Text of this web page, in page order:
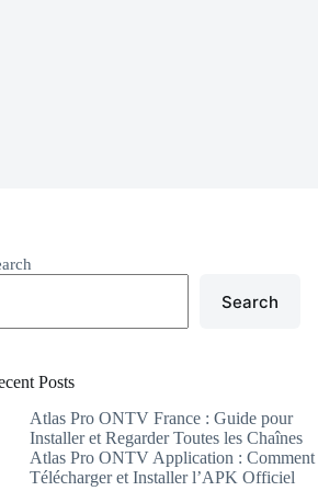
Search
Posts
Atlas Pro ONTV France : Guide pour
Installer et Regarder Toutes les Chaînes
Atlas Pro ONTV Application : Comment
Télécharger et Installer l’APK Officiel